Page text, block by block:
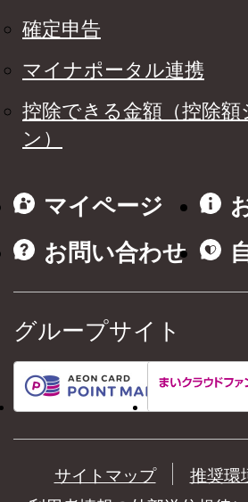
確定申告
マイナポータル連携
控除できる金額（控除額
ン）
マイページ
お問い合わせ
グループサイト
サイトマップ 推奨環